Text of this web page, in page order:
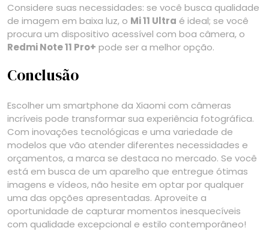
Considere suas necessidades: se você busca qualidade
de imagem em baixa luz, o Mi 11 Ultra é ideal; se você
procura um dispositivo acessível com boa câmera, o
Redmi Note 11 Pro+ pode ser a melhor opção.
Conclusão
Escolher um smartphone da Xiaomi com câmeras
incríveis pode transformar sua experiência fotográfica.
Com inovações tecnológicas e uma variedade de
modelos que vão atender diferentes necessidades e
orçamentos, a marca se destaca no mercado. Se você
está em busca de um aparelho que entregue ótimas
imagens e vídeos, não hesite em optar por qualquer
uma das opções apresentadas. Aproveite a
oportunidade de capturar momentos inesquecíveis
com qualidade excepcional e estilo contemporâneo!